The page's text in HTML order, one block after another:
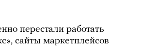
перестали работать
сайты маркетплейсов